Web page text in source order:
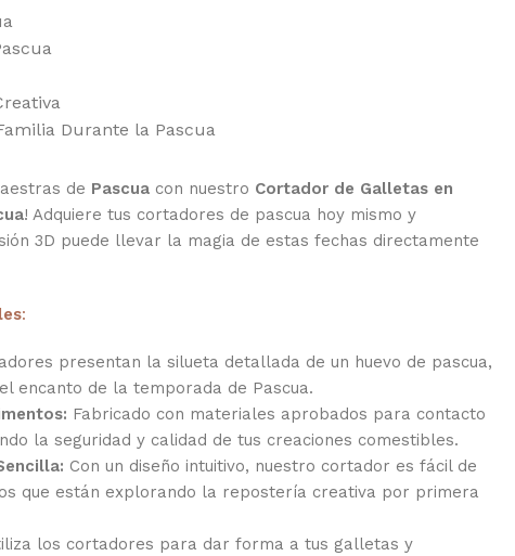
Durante la Pascua
de Pascua con nuestro Cortador de Galletas en
! Adquiere tus cortadores de pascua hoy mismo y
3D puede llevar la magia de estas fechas directamente
:
presentan la silueta detallada de un huevo de pascua,
encanto de la temporada de Pascua.
Fabricado con materiales aprobados para contacto
la seguridad y calidad de tus creaciones comestibles.
Con un diseño intuitivo, nuestro cortador es fácil de
que están explorando la repostería creativa por primera
los cortadores para dar forma a tus galletas y